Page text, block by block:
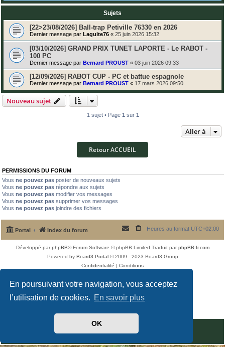
En poursuivant votre navigation, vous acceptez
l’utilisation de cookies. En savoir plus
OK
Sujets
[22>23/08/2026] Ball-trap Petiville 76330 en 2026
Dernier message par Laguite76 « 25 juin 2026 15:32
[03/10/2026] GRAND PRIX TUNET LAPORTE - Le RABOT -
100 PC
Dernier message par Bernard PROUST « 03 juin 2026 09:33
[12/09/2026] RABOT CUP - PC et battue espagnole
Dernier message par Bernard PROUST « 17 mars 2026 09:50
Nouveau sujet
1 sujet • Page 1 sur 1
Aller à
Retour ACCUEIL
PERMISSIONS DU FORUM
Vous ne pouvez pas poster de nouveaux sujets
Vous ne pouvez pas répondre aux sujets
Vous ne pouvez pas modifier vos messages
Vous ne pouvez pas supprimer vos messages
Vous ne pouvez pas joindre des fichiers
Portal Index du forum Heures au format UTC+02:00
Développé parphpBB® Forum Software © phpBB Limited Traduit parphpBB-fr.com
Powered by Board3 Portal© 2009 - 2023 Board3 Group
Confidentialité | Conditions